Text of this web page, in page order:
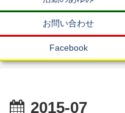
お問い合わせ
Facebook
2015-07